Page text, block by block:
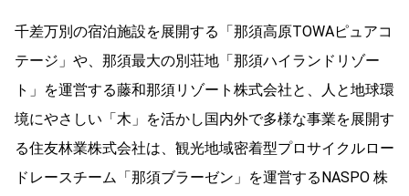
千差万別の宿泊施設を展開する「那須高原TOWAピュアコ
テージ」や、那須最大の別荘地「那須ハイランドリゾー
ト」を運営する藤和那須リゾート株式会社と、人と地球環
境にやさしい「木」を活かし国内外で多様な事業を展開す
る住友林業株式会社は、観光地域密着型プロサイクルロー
ドレースチーム「那須ブラーゼン」を運営するNASPO 株